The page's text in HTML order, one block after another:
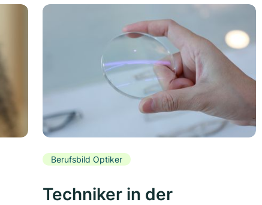
Berufsbild Optiker
Techniker in der